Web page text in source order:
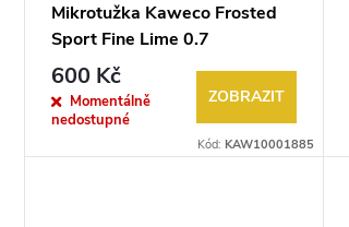
Mikrotužka Kaweco Frosted
Sport Fine Lime 0.7
600 Kč
Momentálně
nedostupné
ZOBRAZIT
Kód:KAW10001885